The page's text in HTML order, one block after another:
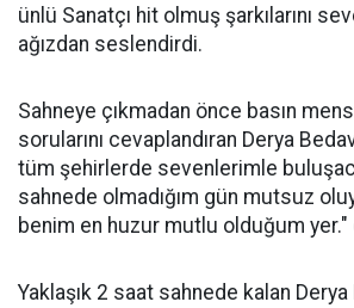
ünlü Sanatçı hit olmuş şarkılarını
ağızdan seslendirdi.
Sahneye çıkmadan önce basın
sorularını cevaplandıran Derya
tüm şehirlerde sevenlerimle
sahnede olmadığım gün mutsuz
benim en huzur mutlu olduğum yer."
Yaklaşık 2 saat sahnede kalan Derya